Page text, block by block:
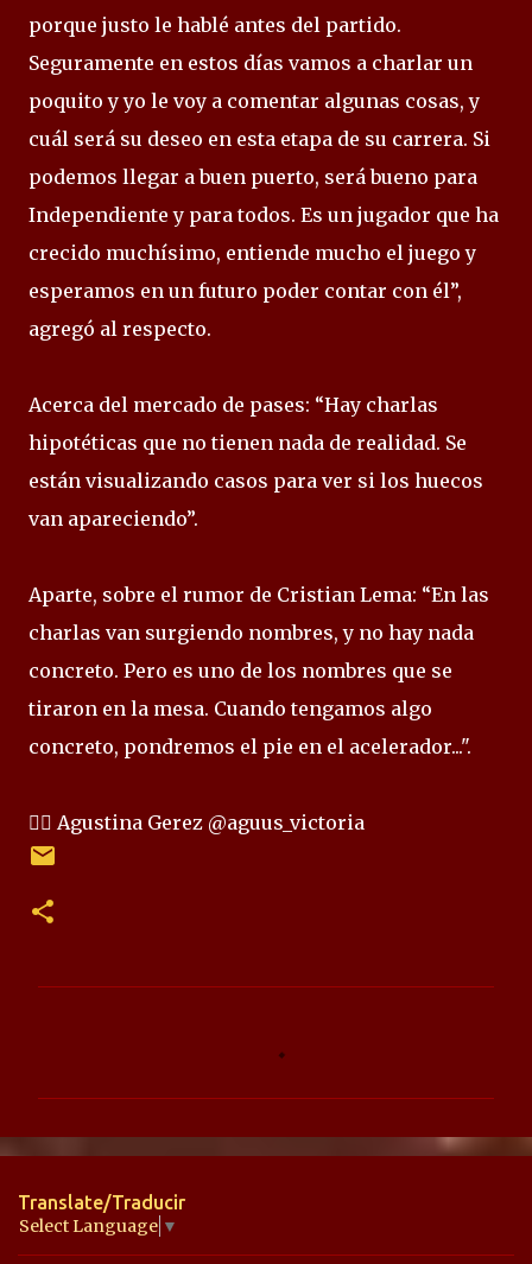
porque justo le hablé antes del partido.
Seguramente en estos días vamos a charlar un
poquito y yo le voy a comentar algunas cosas, y
cuál será su deseo en esta etapa de su carrera. Si
podemos llegar a buen puerto, será bueno para
Independiente y para todos. Es un jugador que ha
crecido muchísimo, entiende mucho el juego y
esperamos en un futuro poder contar con él”,
agregó al respecto.
Acerca del mercado de pases: “Hay charlas
hipotéticas que no tienen nada de realidad. Se
están visualizando casos para ver si los huecos
van apareciendo”.
Aparte, sobre el rumor de Cristian Lema: “En las
charlas van surgiendo nombres, y no hay nada
concreto. Pero es uno de los nombres que se
tiraron en la mesa. Cuando tengamos algo
concreto, pondremos el pie en el acelerador...".
✍🏻 Agustina Gerez @aguus_victoria
n
a
r
Translate/Traducir
Select Language ▼